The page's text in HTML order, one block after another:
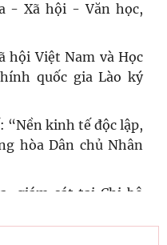
- Xã hội - Văn học,
hội Việt Nam và Học
quốc gia Lào ký
“Nền kinh tế độc lập,
hòa Dân chủ Nhân
giám sát tại Chi bộ
Gắn siết chặt kỷ